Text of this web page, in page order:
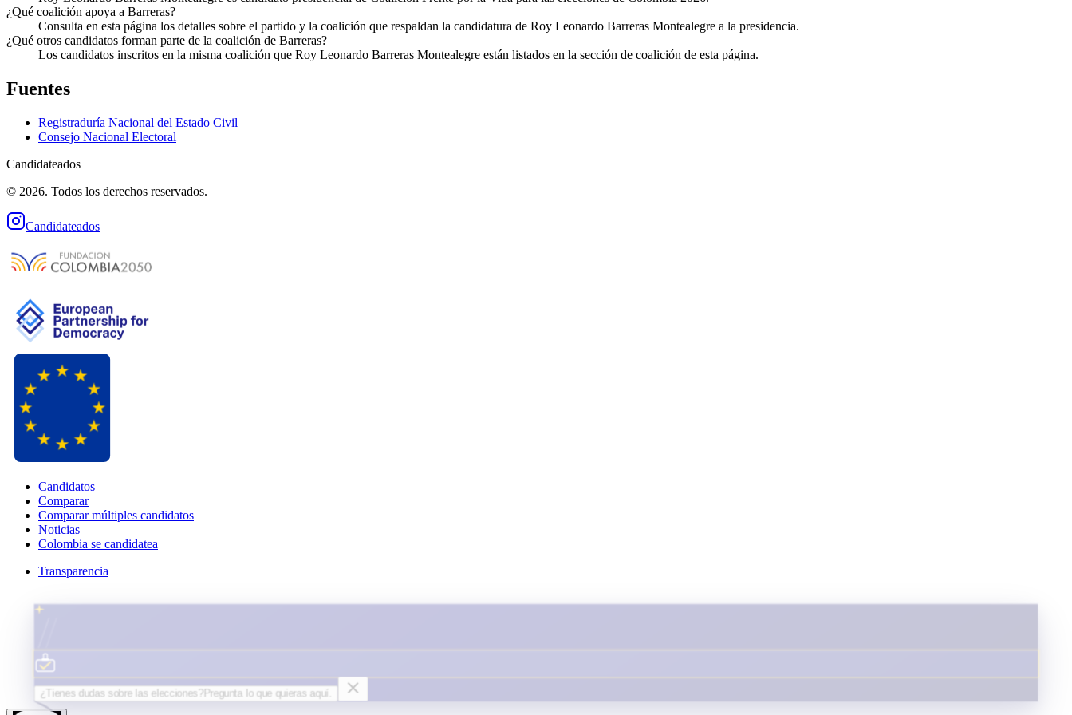
¿Qué coalición apoya a Barreras?
Consulta en esta página los detalles sobre el partido y la coalición que respaldan la candidatura de Roy Leonardo Barreras Montealegre a la presidencia.
¿Qué otros candidatos forman parte de la coalición de Barreras?
Los candidatos inscritos en la misma coalición que Roy Leonardo Barreras Montealegre están listados en la sección de coalición de esta página.
Fuentes
Registraduría Nacional del Estado Civil
Consejo Nacional Electoral
Candidateados
© 2026. Todos los derechos reservados.
Candidateados
Candidatos
Comparar
Comparar múltiples candidatos
Noticias
Colombia se candidatea
Transparencia
¿Tienes dudas sobre las elecciones?Pregunta lo que quierasaquí.